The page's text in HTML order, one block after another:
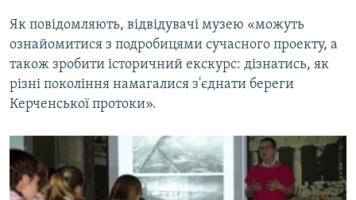
ДЕПОРТАЦІЯ
ВІДЕОУРОКИ «ELIFBE»
ІНФОГРАФІКА
ЯК ОБІЙТИ БЛОКУВАННЯ
Русский
Qırımtatar
ДОЛУЧАЙСЯ!
Як повідомляють, відвідувачі музею «можуть
ознайомитися з подробицями сучасного проекту, а
також зробити історичний екскурс: дізнатись, як
різні покоління намагалися з'єднати береги
Керченської протоки».